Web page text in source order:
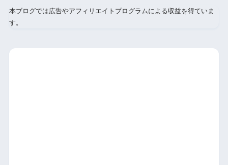
本ブログでは広告やアフィリエイトプログラムによる収益を得ていま
す。